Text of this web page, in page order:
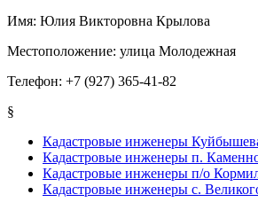
Имя: Юлия Викторовна Крылова
Местоположение: улица Молодежная
Телефон: +7 (927) 365-41-82
§
Кадастровые инженеры
Кадастровые инженеры п.
Кадастровые инженеры п/о
Кадастровые инженеры с.